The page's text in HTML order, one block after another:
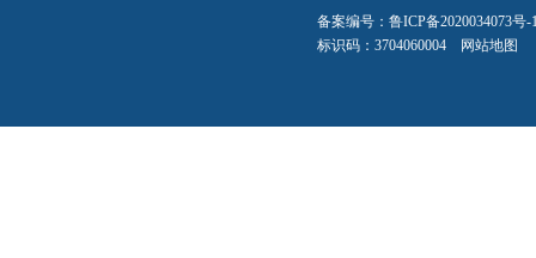
备案编号： 鲁ICP备2020034073号-
标识码：3704060004 网站地图